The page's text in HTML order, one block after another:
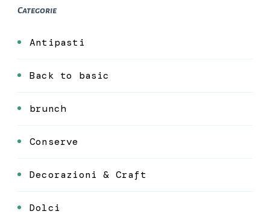
Categorie
Antipasti
Back to basic
brunch
Conserve
Decorazioni & Craft
Dolci